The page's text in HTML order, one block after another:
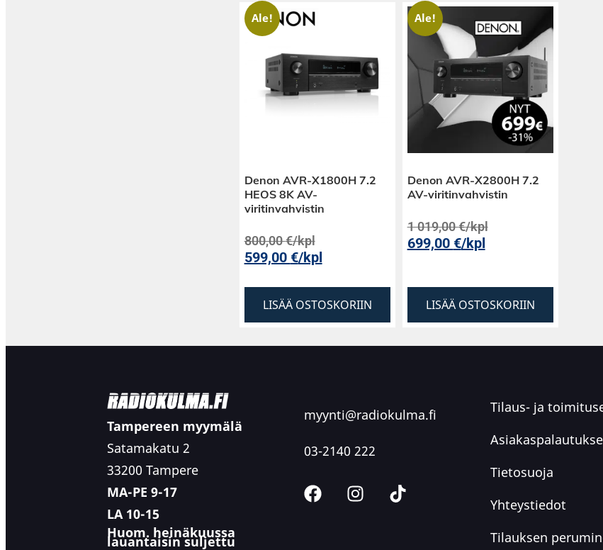
Ale!
Denon AVR-X1800H 7.2
HEOS 8K AV-
viritinvahvistin
800,00€/kpl
599,00 €/kpl
LISÄÄ OSTOSKORIIN
Ale!
Denon AVR-X2800H 7.2
AV-viritinvahvistin
1 019,00€/kpl
699,00 €/kpl
LISÄÄ OSTOSKORIIN
Tampereen myymälä
Satamakatu 2
33200 Tampere
MA-PE 9-17
LA 10-15
Huom. heinäkuussa
lauantaisin suljettu
myynti@radiokulma.fi
03-2140 222
Tilaus- ja
Tietosuoja
Yhteystiedot
Tilauksen